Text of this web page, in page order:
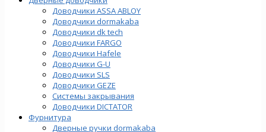
Доводчики ASSA ABLOY
Доводчики dormakaba
Доводчики dk tech
Доводчики FARGO
Доводчики Hafele
Доводчики G-U
Доводчики SLS
Доводчики GEZE
Cистемы закрывания
Доводчики DICTATOR
Фурнитура
Дверные ручки dormakaba